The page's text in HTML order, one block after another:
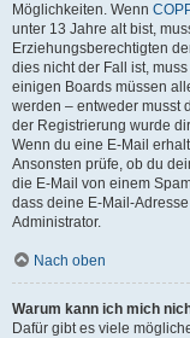
Möglichkeiten. Wenn
unter 13 Jahre alt bist,
Erziehungsberechtigten
dies nicht der Fall ist,
einigen Boards müssen
werden – entweder musst
der Registrierung wurde
Wenn du eine E-Mail
Ansonsten prüfe, ob du
die E-Mail von einem
dass deine E-Mail-
Administrator.
Nach oben
Warum kann ich mich
Dafür gibt es viele